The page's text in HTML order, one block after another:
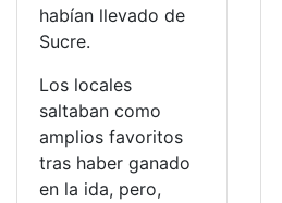
habían llevado de
Sucre.
Los locales
saltaban como
amplios favoritos
tras haber ganado
en la ida, pero,